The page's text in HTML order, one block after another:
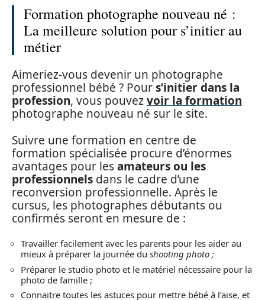
Formation photographe nouveau né :
La meilleure solution pour s’initier au
métier
Aimeriez-vous devenir un photographe
professionnel bébé ? Pours’initier dans la
profession, vous pouvezvoir la formation
photographe nouveau né sur le site.
Suivre une formation en centre de
formation spécialisée procure d’énormes
avantages pour lesamateurs ou les
professionnels dans le cadre d’une
reconversion professionnelle. Après le
cursus, les photographes débutants ou
confirmés seront en mesure de :
Travailler facilement avec les parents pour les aider au
mieux à préparer la journée du shooting photo ;
Préparer le studio photo et le matériel nécessaire pour la
photo de famille ;
Connaitre toutes les astuces pour mettre bébé à l’aise, et